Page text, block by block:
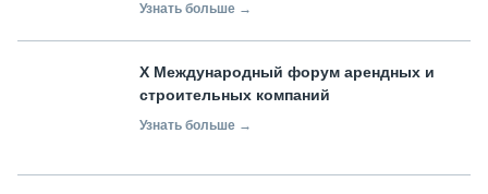
Узнать больше →
X Международный форум арендных и
строительных компаний
Узнать больше →